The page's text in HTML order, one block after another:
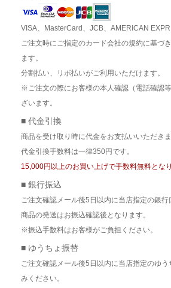
VISA、MasterCard、JCB、AMERICAN
ご注文時にご指定のカード会社の規約に基づ
ます。
分割払い、リボ払いがご利用いただけます。
※ご注文の際にお客様の本人確認（電話確認
ざいます。
■ 代金引換
商品を受け取り時に代金をお支払いいただきま
代金引換手数料は一律350円です。
15,000円以上のお買い上げで手数料無料となり
■ 銀行振込
ご注文確認メール後5日以内に当店指定の銀行
商品の発送はお振込確認後となります。
※振込手数料はお客様がご負担ください。
■ ゆうちょ振替
ご注文確認メール後5日以内に当店指定のゆ
みください。